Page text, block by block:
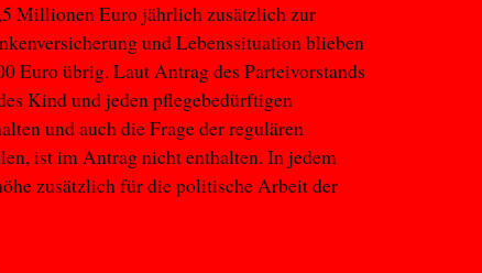
Millionen Euro jährlich zusätzlich zur
und Lebenssituation blieben
Euro übrig. Laut Antrag des Parteivorstands
Kind und jeden pflegebedürftigen
und auch die Frage der regulären
ist im Antrag nicht enthalten. In jedem
zusätzlich für die politische Arbeit der